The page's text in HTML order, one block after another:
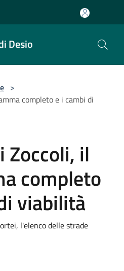
Desio
>
completo e i cambi di
Zoccoli, il
completo
viabilità
l'elenco delle strade